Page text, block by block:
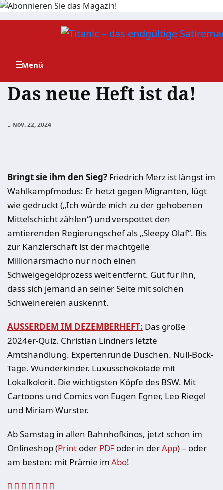
Zum
Das neue Heft ist da!
Nov. 22, 2024
Bringt sie ihm den Sieg? Friedrich Merz ist längst im
Wahlkampfmodus: Er hetzt gegen Migranten, lügt
wie gedruckt („Ich würde mich zu der gehobenen
Mittelschicht zählen“) und verspottet den
amtierenden Regierungschef als „Sleepy Olaf“. Bis
zur Kanzlerschaft ist der machtgeile
Millionärsmacho nur noch einen
Schweigegeldprozess weit entfernt. Gut für ihn,
dass sich jemand an seiner Seite mit solchen
Schweinereien auskennt.
AUSSERDEM IM DEZEMBERHEFT: Das große
2024er-Quiz. Christian Lindners letzte
Amtshandlung. Expertenrunde Duschen. Null-Bock-
Tage. Wunderkinder. Luxusschokolade mit
Lokalkolorit. Die wichtigsten Köpfe des BSW. Mit
Cartoons und Comics von Eugen Egner, Leo Riegel
und Miriam Wurster.
Ab Samstag in allen Bahnhofkinos, jetzt schon im
Onlineshop (Print oder PDF oder in derApp) – oder
am besten: mit Prämie im Abo!